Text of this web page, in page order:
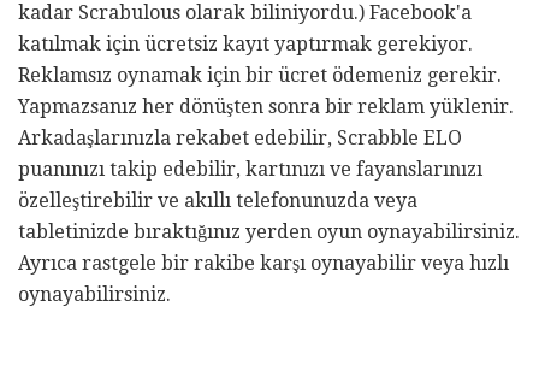
kadar Scrabulous olarak biliniyordu.) Facebook'a
katılmak için ücretsiz kayıt yaptırmak gerekiyor.
Reklamsız oynamak için bir ücret ödemeniz gerekir.
Yapmazsanız her dönüşten sonra bir reklam yüklenir.
Arkadaşlarınızla rekabet edebilir, Scrabble ELO
puanınızı takip edebilir, kartınızı ve fayanslarınızı
özelleştirebilir ve akıllı telefonunuzda veya
tabletinizde bıraktığınız yerden oyun oynayabilirsiniz.
Ayrıca rastgele bir rakibe karşı oynayabilir veya hızlı
oynayabilirsiniz.